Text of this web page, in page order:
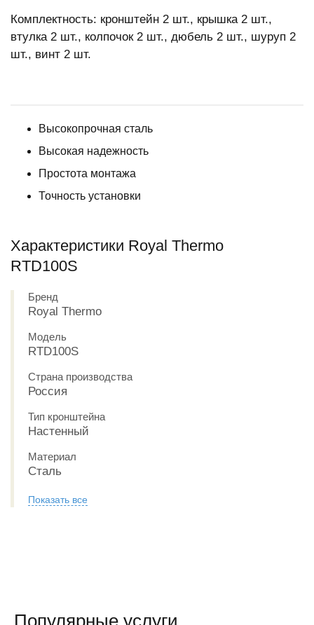
Комплектность: кронштейн 2 шт., крышка 2 шт.,
втулка 2 шт., колпочок 2 шт., дюбель 2 шт., шуруп 2
шт., винт 2 шт.
Высокопрочная сталь
Высокая надежность
Простота монтажа
Точность установки
Характеристики Royal Thermo
RTD100S
Бренд
Royal Thermo
Модель
RTD100S
Страна производства
Россия
Тип кронштейна
Настенный
Материал
Сталь
Показать все
Популярные услуги